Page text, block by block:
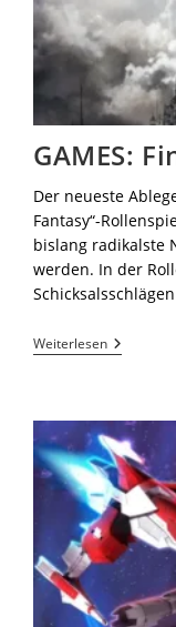
GAMES:
Der neueste
Fantasy“-
bislang radikalste
werden. In der
Weiterlesen